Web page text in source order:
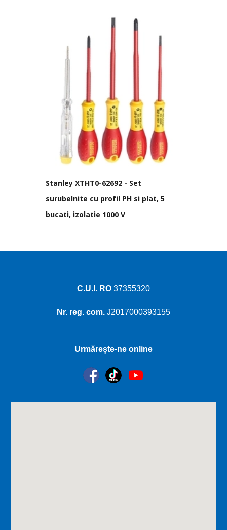
Stanley XTHT0-62692 - Set
surubelnite cu profil PH si plat, 5
bucati, izolatie 1000 V
C.U.I. RO 37355320
Nr. reg. com. J2017000393155
Urmărește-ne online